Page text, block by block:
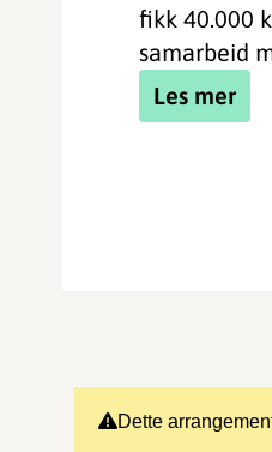
fikk 40.000
samarbeid
Les mer
Dette